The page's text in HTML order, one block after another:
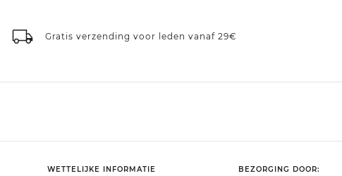
Gratis verzending voor leden vanaf 29€
WETTELIJKE INFORMATIE BEZORGING DOOR: